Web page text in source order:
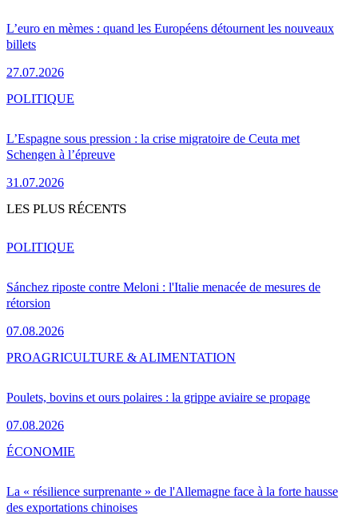
L’euro en mèmes : quand les Européens détournent les nouveaux
billets
27.07.2026
L’Espagne sous pression : la crise migratoire de Ceuta met
Schengen à l’épreuve
31.07.2026
POLITIQUE
LES PLUS RÉCENTS
Sánchez riposte contre Meloni : l'Italie menacée de mesures de
rétorsion
07.08.2026
POLITIQUE
Poulets, bovins et ours polaires : la grippe aviaire se propage
07.08.2026
PROAGRICULTURE & ALIMENTATION
La « résilience surprenante » de l'Allemagne face à la forte hausse
des exportations chinoises
ÉCONOMIE